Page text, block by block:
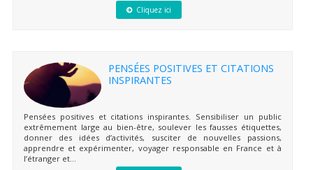
Cliquez ici
PENSÉES POSITIVES ET CITATIONS
INSPIRANTES
Pensées positives et citations inspirantes. Sensibiliser un public
extrêmement large au bien-être, soulever les fausses étiquettes,
donner des idées d’activités, susciter de nouvelles passions,
apprendre et expérimenter, voyager responsable en France et à
l’étranger et...